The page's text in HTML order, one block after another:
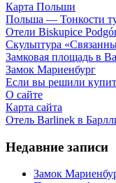
Карта Польши
Польша — Тонкости
Отели Biskupice
Скульптура
Замковая площадь в
Замок Мариенбург
Если вы решили
О сайте
Карта сайта
Отель Barlinek в
Недавние записи
Замок